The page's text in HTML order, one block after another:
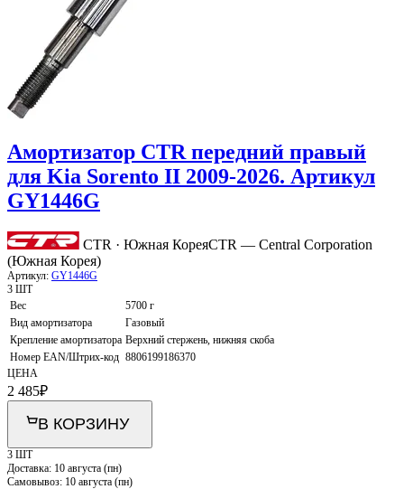
Амортизатор CTR передний правый
для Kia Sorento II 2009-2026. Артикул
GY1446G
CTR · Южная КореяCTR — Central Corporation
(Южная Корея)
Артикул: GY1446G
3 ШТ
Вес
5700 г
Вид амортизатора
Газовый
Крепление амортизатора Верхний стержень, нижняя скоба
Номер EAN/Штрих-код 8806199186370
ЦЕНА
2 485₽
В КОРЗИНУ
3 ШТ
Доставка: 10 августа (пн)
Самовывоз: 10 августа (пн)